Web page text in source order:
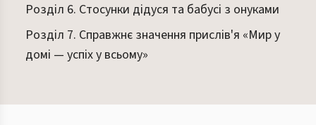
Розділ 6. Стосунки дідуся та бабусі з онуками
Розділ 7. Справжнє значення прислів'я «Мир у
домі — успіх у всьому»